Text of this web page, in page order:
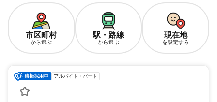
市区町村
から選ぶ
駅・路線
から選ぶ
現在地
を設定する
アルバイト・パート